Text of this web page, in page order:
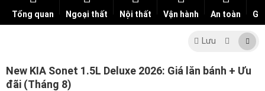
Tổng quan Ngoại thất Nội thất Vận hành An toàn
Lưu
New KIA Sonet 1.5L Deluxe 2026: Giá lăn bánh + Ưu
đãi (Tháng 8)